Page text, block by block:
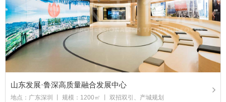
山东发展·鲁深高质量融合发展中心
地点：广东深圳 丨 规模：1200㎡ 丨 双招双引、产城规划